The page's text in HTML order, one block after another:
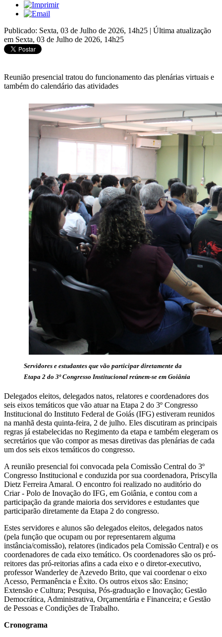
Publicado: Sexta, 03 de Julho de 2026, 14h25 | Última atualização
em Sexta, 03 de Julho de 2026, 14h25
Reunião presencial tratou do funcionamento das plenárias virtuais e
também do calendário das atividades
Servidores e estudantes que vão participar diretamente da
Etapa 2 do 3º Congresso Institucional reúnem-se em Goiânia
Delegados eleitos, delegados natos, relatores e coordenadores dos
seis eixos temáticos que vão atuar na Etapa 2 do 3º Congresso
Institucional do Instituto Federal de Goiás (IFG) estiveram reunidos
na manhã desta quinta-feira, 2 de julho. Eles discutiram as principais
regras já estabelecidas no Regimento da etapa e também elegeram os
secretários que vão compor as mesas diretivas das plenárias de cada
um dos seis eixos temáticos do congresso.
A reunião presencial foi convocada pela Comissão Central do 3º
Congresso Institucional e conduzida por sua coordenadora, Priscylla
Dietz Ferreira Amaral. O encontro foi realizado no auditório do
Criar - Polo de Inovação do IFG, em Goiânia, e contou com a
participação da grande maioria dos servidores e estudantes que
participarão diretamente da Etapa 2 do congresso.
Estes servidores e alunos são delegados eleitos, delegados natos
(pela função que ocupam ou por representarem alguma
instância/comissão), relatores (indicados pela Comissão Central) e os
coordenadores de cada eixo temático. Os coordenadores são os pró-
reitores das pró-reitorias afins a cada eixo e o diretor-executivo,
professor Wanderley de Azevedo Brito, que vai coordenar o eixo
Acesso, Permanência e Êxito. Os outros eixos são: Ensino;
Extensão e Cultura; Pesquisa, Pós-graduação e Inovação; Gestão
Democrática, Administrativa, Orçamentária e Financeira; e Gestão
de Pessoas e Condições de Trabalho.
Cronograma